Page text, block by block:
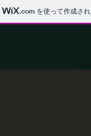
.com を使って作成さ